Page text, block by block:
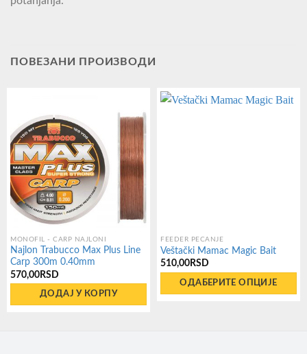
ПОВЕЗАНИ ПРОИЗВОДИ
MONOFIL - CARP NAJLONI
Najlon Trabucco Max Plus Line
Carp 300m 0.40mm
570,00 RSD
ДОДАЈ У КОРПУ
FEEDER PECANJE
Veštački Mamac Magic Bait
510,00 RSD
ОДАБЕРИТЕ ОПЦИЈЕ